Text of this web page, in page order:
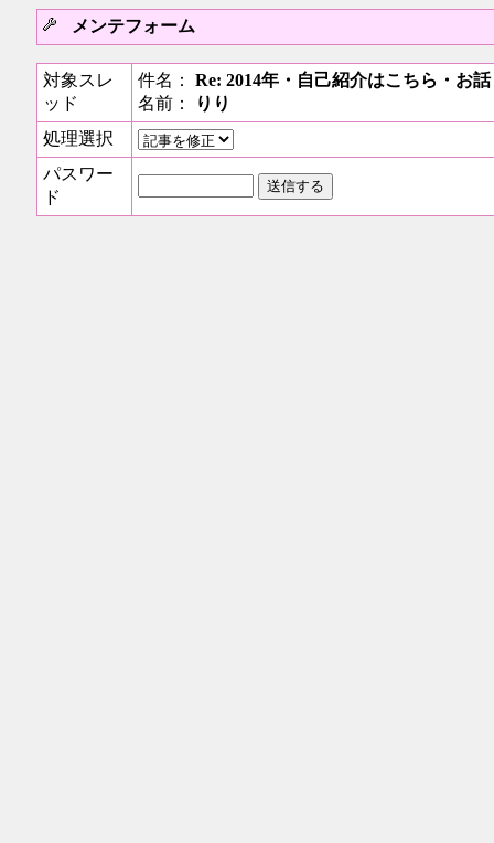
メンテフォーム
対象スレ
ッド
件名： Re: 2014年・自己紹介はこちら・お
名前：
りり
処理選択
パスワー
ド